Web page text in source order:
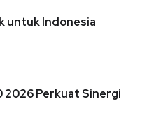
untuk Indonesia
2026 Perkuat Sinergi